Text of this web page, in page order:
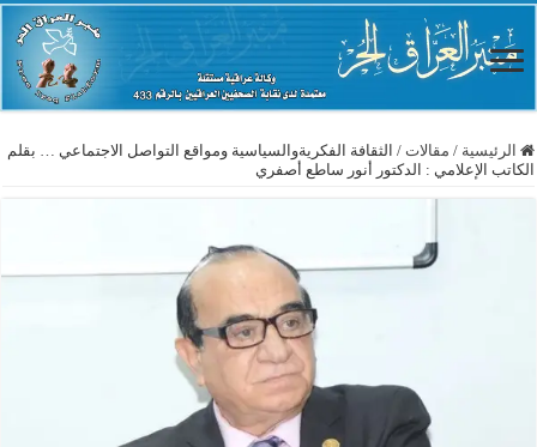
الرئيسية / مقالات / الثقافة الفكريةوالسياسية ومواقع التواصل الاجتماعي … بقلم
الكاتب الإعلامي : الدكتور أنور ساطع أصفري